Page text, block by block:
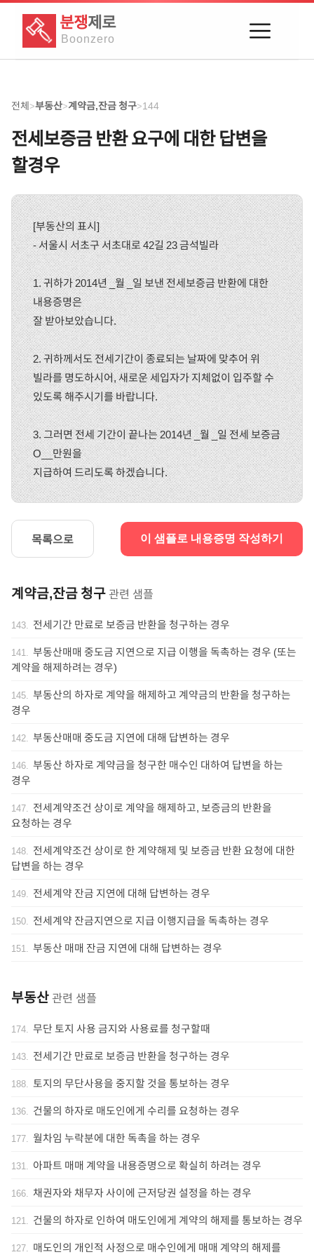
분쟁제로
Boonzero
전체>부동산>계약금,잔금 청구>144
전세보증금 반환 요구에 대한 답변을
할경우
[부동산의 표시]
- 서울시 서초구 서초대로 42길 23 금석빌라
1. 귀하가 2014년 _월 _일 보낸 전세보증금 반환에 대한
내용증명은
잘 받아보았습니다.
2. 귀하께서도 전세기간이 종료되는 날짜에 맞추어 위
빌라를 명도하시어, 새로운 세입자가 지체없이 입주할 수
있도록 해주시기를 바랍니다.
3. 그러면 전세 기간이 끝나는 2014년 _월 _일 전세 보증금
O__만원을
지급하여 드리도록 하겠습니다.
목록으로 이 샘플로 내용증명 작성하기
계약금,잔금 청구 관련 샘플
143. 전세기간 만료로 보증금 반환을 청구하는 경우
141. 부동산매매 중도금 지연으로 지급 이행을 독촉하는 경우 (또는
계약을 해제하려는 경우)
145. 부동산의 하자로 계약을 해제하고 계약금의 반환을 청구하는
경우
142. 부동산매매 중도금 지연에 대해 답변하는 경우
146. 부동산 하자로 계약금을 청구한 매수인 대하여 답변을 하는
경우
147. 전세계약조건 상이로 계약을 해제하고, 보증금의 반환을
요청하는 경우
148. 전세계약조건 상이로 한 계약해제 및 보증금 반환 요청에 대한
답변을 하는 경우
149. 전세계약 잔금 지연에 대해 답변하는 경우
150. 전세계약 잔금지연으로 지급 이행지급을 독촉하는 경우
151. 부동산 매매 잔금 지연에 대해 답변하는 경우
부동산 관련 샘플
174. 무단 토지 사용 금지와 사용료를 청구할때
143. 전세기간 만료로 보증금 반환을 청구하는 경우
188. 토지의 무단사용을 중지할 것을 통보하는 경우
136. 건물의 하자로 매도인에게 수리를 요청하는 경우
177. 월차임 누락분에 대한 독촉을 하는 경우
131. 아파트 매매 계약을 내용증명으로 확실히 하려는 경우
166. 채권자와 채무자 사이에 근저당권 설정을 하는 경우
121. 건물의 하자로 인하여 매도인에게 계약의 해제를 통보하는 경우
127. 매도인의 개인적 사정으로 매수인에게 매매 계약의 해제를